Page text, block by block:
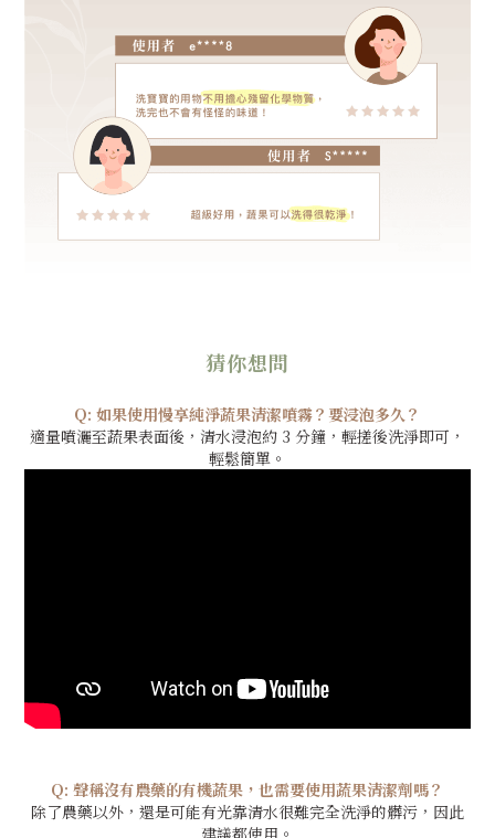
猜你想問
Q: 如果使用慢享純淨蔬果清潔噴霧？要浸泡多久？
適量噴灑至蔬果表面後， 清水浸泡約 3 分鐘，輕搓後洗淨即可，
輕鬆簡單。
Q: 聲稱沒有農藥的有機蔬果，也需要使用蔬果清潔劑嗎？
除了農藥以外，還是可能有光靠清水很難完全洗淨的髒污，因此
建議都使用。